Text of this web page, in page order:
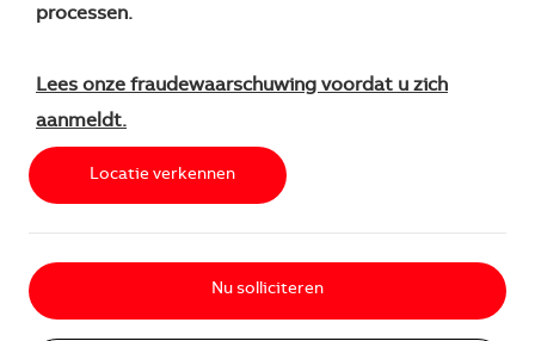
processen.
Lees onze fraudewaarschuwing voordat u zich
aanmeldt.
Locatie verkennen
Nu solliciteren